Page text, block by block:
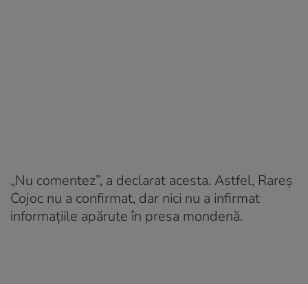
„Nu comentez”, a declarat acesta. Astfel, Rareș
Cojoc nu a confirmat, dar nici nu a infirmat
informațiile apărute în presa mondenă.